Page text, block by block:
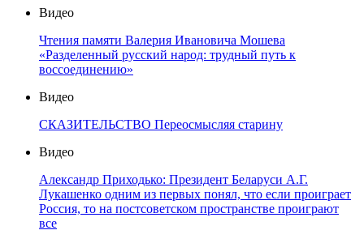
Видео
Чтения памяти Валерия Ивановича Мошева
«Разделенный русский народ: трудный путь к
воссоединению»
Видео
СКАЗИТЕЛЬСТВО Переосмысляя старину
Видео
Александр Приходько: Президент Беларуси А.Г.
Лукашенко одним из первых понял, что если проиграет
Россия, то на постсоветском пространстве проиграют
все